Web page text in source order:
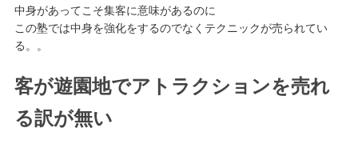
中身があってこそ集客に意味があるのに
この塾では中身を強化をするのでなくテクニックが売られてい
る。。
客が遊園地でアトラクションを売れ
る訳が無い